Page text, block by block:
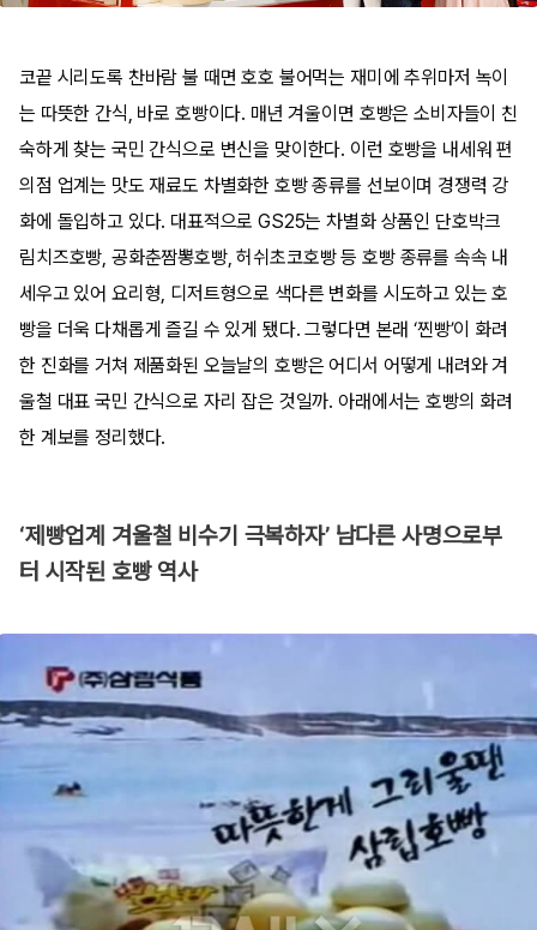
코끝 시리도록 찬바람 불 때면 호호 불어먹는 재미에 추위마저 녹이
는 따뜻한 간식, 바로 호빵이다. 매년 겨울이면 호빵은 소비자들이 친
숙하게 찾는 국민 간식으로 변신을 맞이한다. 이런 호빵을 내세워 편
의점 업계는 맛도 재료도 차별화한 호빵 종류를 선보이며 경쟁력 강
화에 돌입하고 있다. 대표적으로 GS25는 차별화 상품인 단호박크
림치즈호빵, 공화춘짬뽕호빵, 허쉬초코호빵 등 호빵 종류를 속속 내
세우고 있어 요리형, 디저트형으로 색다른 변화를 시도하고 있는 호
빵을 더욱 다채롭게 즐길 수 있게 됐다. 그렇다면 본래 ‘찐빵’이 화려
한 진화를 거쳐 제품화된 오늘날의 호빵은 어디서 어떻게 내려와 겨
울철 대표 국민 간식으로 자리 잡은 것일까. 아래에서는 호빵의 화려
한 계보를 정리했다.
‘제빵업계 겨울철 비수기 극복하자’ 남다른 사명으로부
터 시작된 호빵 역사